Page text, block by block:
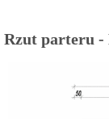
Rzut parteru -